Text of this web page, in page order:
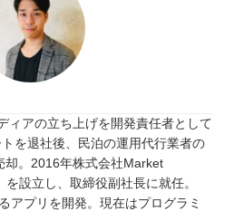
ィアの立ち上げを開発責任者として
を退社後、民泊の運用代行業者の
却。2016年株式会社Market
設立し、取締役副社長に就任。
アプリを開発。現在はプログラミ